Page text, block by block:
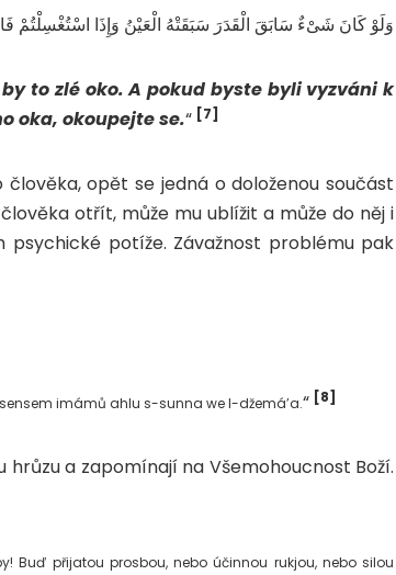
وَلَوْ كَانَ شَىْءٌ سَابَقَ الْقَدَرَ سَبَقَتْهُ الْعَيْنُ وَإِذَا اسْتُغْسِلْتُمْ
to zlé oko. A pokud byste byli vyzváni k
oka, okoupejte se.“ [7]
opět se jedná o doloženou součást
otřít, může mu ublížit a může do něj i
psychické potíže. Závažnost problému pak
imámů ahlu s-sunna we l-džemá’a.“ [8]
a zapomínají na Všemohoucnost Boží.
Buď přijatou prosbou, nebo účinnou rukjou, nebo silou